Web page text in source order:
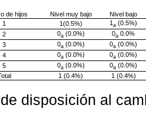
de hijos Nivel muy bajo
Nivel bajo
1
1(0.5%) 1a (0.5%)
2
0a(0.0%) 0a 0.0%
3
0a(0.0%) 0a (0.0%)
4
0a(0.0%) 0a (0.0%)
5
0a(0.0%) 0a (0.0%)
1 (0.4%) 1 (0.4%)
disposición al